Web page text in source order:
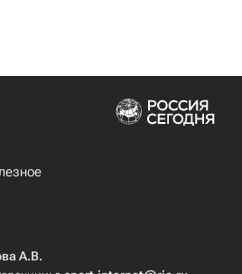
А.В.